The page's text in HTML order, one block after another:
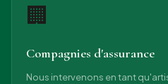
🏢
Compagnies d'assurance
Nous intervenons en tant